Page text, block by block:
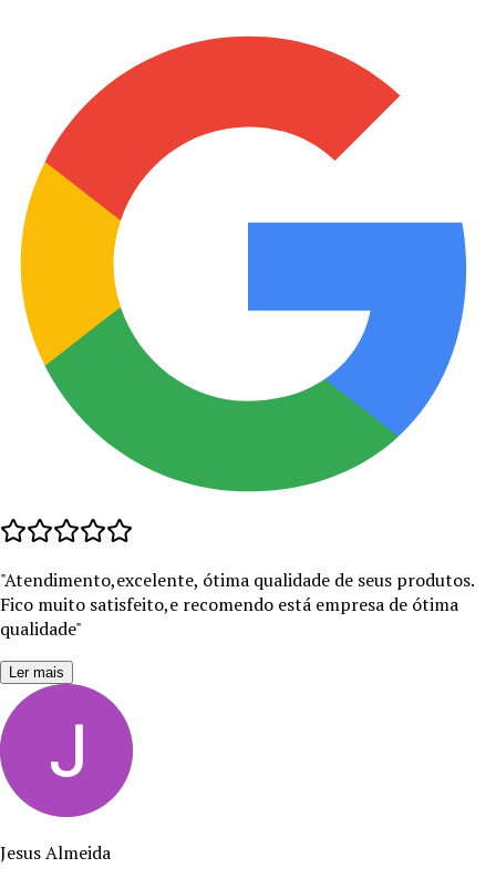
"Atendimento,excelente, ótima qualidade de seus produtos.
Fico muito satisfeito,e recomendo está empresa de ótima
qualidade"
Ler mais
Jesus Almeida